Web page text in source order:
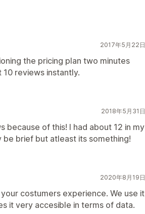
2017年5月22日
the pricing plan two minutes
reviews instantly.
2018年5月31日
because of this! I had about 12 in my
brief but atleast its something!
2020年8月19日
costumers experience. We use it
it very accesible in terms of data.